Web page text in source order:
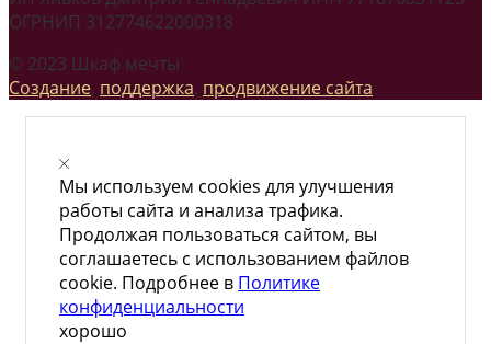
ОГРНИП 312774622000318
© 2023 Шкаф мечты
Создание, поддержка, продвижение сайта
Мы используем cookies для улучшения
работы сайта и анализа трафика.
Продолжая пользоваться сайтом, вы
соглашаетесь с использованием файлов
cookie. Подробнее в Политике
конфиденциальности
хорошо